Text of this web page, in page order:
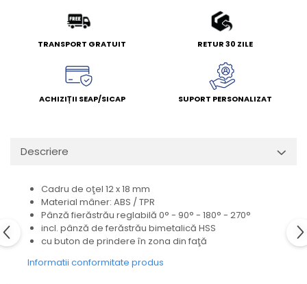
TRANSPORT GRATUIT RETUR 30 ZILE
ACHIZIȚII SEAP/SICAP SUPORT PERSONALIZAT
Descriere
Cadru de oţel 12 x 18 mm
Material mâner: ABS / TPR
Pânză fierăstrău reglabilă 0° - 90° - 180° - 270°
incl. pânză de ferăstrău bimetalică HSS
cu buton de prindere în zona din faţă
Informatii conformitate produs